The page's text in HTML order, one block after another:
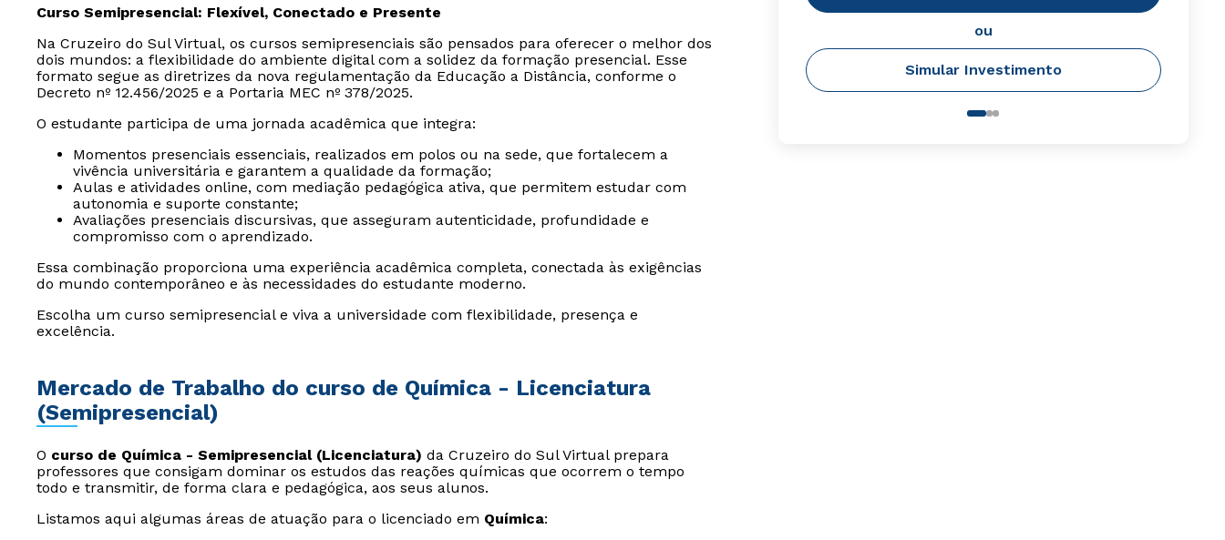
Curso Semipresencial: Flexível, Conectado e Presente
Na Cruzeiro do Sul Virtual, os cursos semipresenciais são pensados para oferecer o melhor dos
dois mundos: a flexibilidade do ambiente digital com a solidez da formação presencial. Esse
formato segue as diretrizes da nova regulamentação da Educação a Distância, conforme o
Decreto nº 12.456/2025 e a Portaria MEC nº 378/2025.
O estudante participa de uma jornada acadêmica que integra:
Momentos presenciais essenciais, realizados em polos ou na sede, que fortalecem a
vivência universitária e garantem a qualidade da formação;
Aulas e atividades online, com mediação pedagógica ativa, que permitem estudar com
autonomia e suporte constante;
Avaliações presenciais discursivas, que asseguram autenticidade, profundidade e
compromisso com o aprendizado.
Essa combinação proporciona uma experiência acadêmica completa, conectada às exigências
do mundo contemporâneo e às necessidades do estudante moderno.
Escolha um curso semipresencial e viva a universidade com flexibilidade, presença e
excelência.
Mercado de Trabalho do curso de Química - Licenciatura
(Semipresencial)
O curso de Química - Semipresencial (Licenciatura) da Cruzeiro do Sul Virtual prepara
professores que consigam dominar os estudos das reações químicas que ocorrem o tempo
todo e transmitir, de forma clara e pedagógica, aos seus alunos.
Listamos aqui algumas áreas de atuação para o licenciado em Química:
ou
Simular Investimento